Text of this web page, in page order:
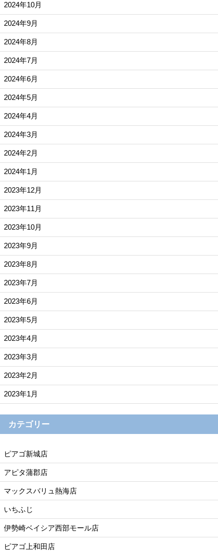
2024年10月
2024年9月
2024年8月
2024年7月
2024年6月
2024年5月
2024年4月
2024年3月
2024年2月
2024年1月
2023年12月
2023年11月
2023年10月
2023年9月
2023年8月
2023年7月
2023年6月
2023年5月
2023年4月
2023年3月
2023年2月
2023年1月
カテゴリー
ピアゴ新城店
アピタ蒲郡店
マックスバリュ熱海店
いちふじ
伊勢崎ベイシア西部モール店
ピアゴ上和田店